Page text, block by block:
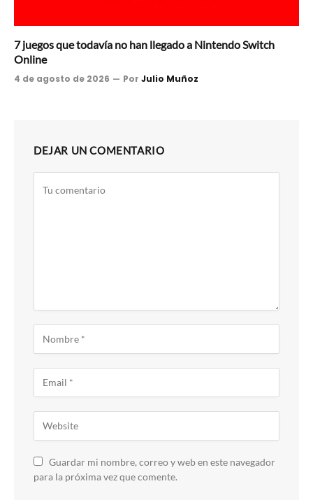
7 juegos que todavía no han llegado a Nintendo Switch
Online
4 de agosto de 2026 Por Julio Muñoz
DEJAR UN COMENTARIO
Guardar mi nombre, correo y web en este navegador
para la próxima vez que comente.